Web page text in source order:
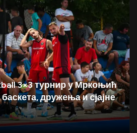
3×3 турнир у Мркоњић
дружења и сјајне